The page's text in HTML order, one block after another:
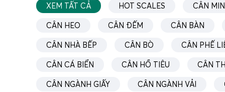
đáp
XEM TẤT CẢ HOT SCALES CÂN
CÂN HEO CÂN ĐẾM CÂN BÀN
CÂN NHÀ BẾP CÂN BÒ CÂN PHẾ
CÂN CÁ BIỂN CÂN HỒ TIÊU CÂN
CÂN NGÀNH GIẤY CÂN NGÀNH VẢI